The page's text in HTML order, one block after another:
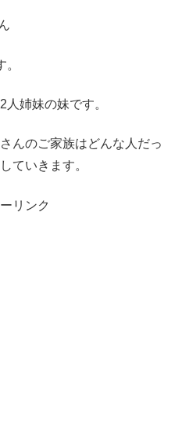
姉妹の妹です。
んのご家族はどんな人だっ
ていきます。
リンク